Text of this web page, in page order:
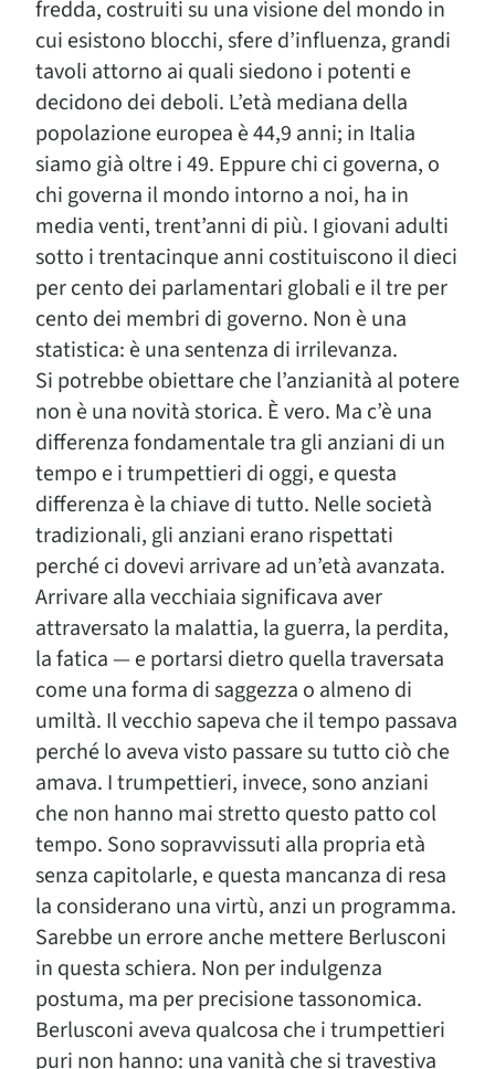
fredda, costruiti su una visione del mondo in
cui esistono blocchi, sfere d’influenza, grandi
tavoli attorno ai quali siedono i potenti e
decidono dei deboli. L’età mediana della
popolazione europea è 44,9 anni; in Italia
siamo già oltre i 49. Eppure chi ci governa, o
chi governa il mondo intorno a noi, ha in
media venti, trent’anni di più. I giovani adulti
sotto i trentacinque anni costituiscono il dieci
per cento dei parlamentari globali e il tre per
cento dei membri di governo. Non è una
statistica: è una sentenza di irrilevanza.
Si potrebbe obiettare che l’anzianità al potere
non è una novità storica. È vero. Ma c’è una
differenza fondamentale tra gli anziani di un
tempo e i trumpettieri di oggi, e questa
differenza è la chiave di tutto. Nelle società
tradizionali, gli anziani erano rispettati
perché ci dovevi arrivare ad un’età avanzata.
Arrivare alla vecchiaia significava aver
attraversato la malattia, la guerra, la perdita,
la fatica — e portarsi dietro quella traversata
come una forma di saggezza o almeno di
umiltà. Il vecchio sapeva che il tempo passava
perché lo aveva visto passare su tutto ciò che
amava. I trumpettieri, invece, sono anziani
che non hanno mai stretto questo patto col
tempo. Sono sopravvissuti alla propria età
senza capitolarle, e questa mancanza di resa
la considerano una virtù, anzi un programma.
Sarebbe un errore anche mettere Berlusconi
in questa schiera. Non per indulgenza
postuma, ma per precisione tassonomica.
Berlusconi aveva qualcosa che i trumpettieri
puri non hanno: una vanità che si travestiva